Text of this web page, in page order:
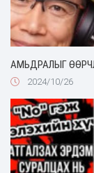
АМЬДРАЛЫГ
2024/10/26